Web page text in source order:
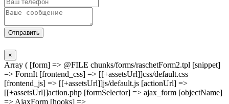
Отправить
×
Array ( [form] => @FILE chunks/forms/raschetForm2.tpl [snippet]
=> FormIt [frontend_css] => [[+assetsUrl]]css/default.css
[frontend_js] => [[+assetsUrl]]js/default.js [actionUrl] =>
[[+assetsUrl]]action.php [formSelector] => ajax_form [objectName]
=> AjaxForm [hooks] =>